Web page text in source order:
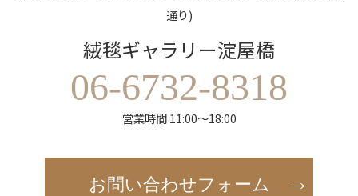
通り)
絨毯ギャラリー淀屋橋
06-6732-8318
営業時間 11:00～18:00
お問い合わせフォーム